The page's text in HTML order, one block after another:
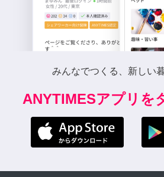
みんなでつくる、新しい
ANYTIMESアプリを